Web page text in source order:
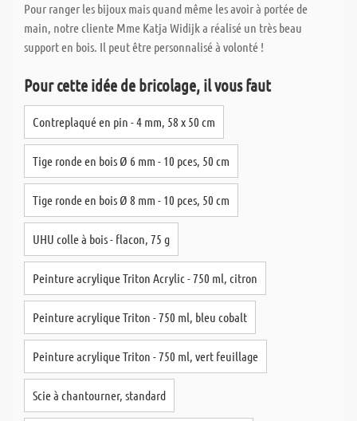
Pour ranger les bijoux mais quand même les avoir à portée de
main, notre cliente Mme Katja Widijk a réalisé un très beau
support en bois. Il peut être personnalisé à volonté !
Pour cette idée de bricolage, il vous faut
Contreplaqué en pin - 4 mm, 58 x 50 cm
Tige ronde en bois Ø 6 mm - 10 pces, 50 cm
Tige ronde en bois Ø 8 mm - 10 pces, 50 cm
UHU colle à bois - flacon, 75 g
Peinture acrylique Triton Acrylic - 750 ml, citron
Peinture acrylique Triton - 750 ml, bleu cobalt
Peinture acrylique Triton - 750 ml, vert feuillage
Scie à chantourner, standard